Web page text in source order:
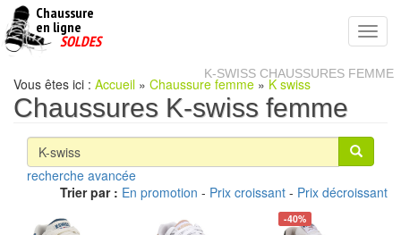
Chaussure
en ligne
pas
SOLDES
K-SWISS CHAUSSURES FEMME
Vous êtes ici : Accueil » Chaussure femme » K swiss
Chaussures K-swiss femme
recherche avancée
Trier par : En promotion - Prix croissant - Prix décroissant
-40%